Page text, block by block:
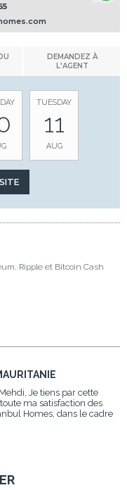
DEMANDEZ À
L'AGENT
TUESDAY
11
AUG
Ripple et Bitcoin Cash
Je tiens par cette
ma satisfaction des
Homes, dans le cadre